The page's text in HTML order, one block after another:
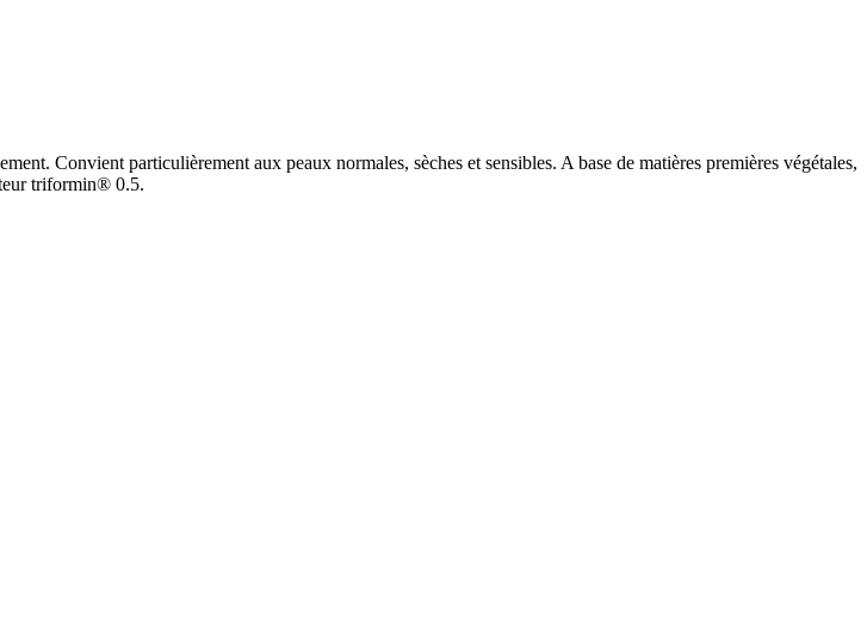
Convient particulièrement aux peaux normales, sèches et sensibles. A base de matières premières végétales,
triformin® 0.5.